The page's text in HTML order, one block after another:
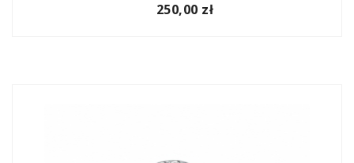
250,00 zł